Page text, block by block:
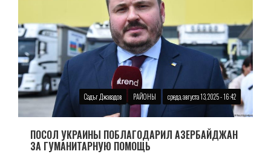
Садъг Джавадов РАЙОНЫ среда, августа 13, 2025 - 16:42
ПОСОЛ УКРАИНЫ ПОБЛАГОДАРИЛ АЗЕРБАЙДЖАН
ЗА ГУМАНИТАРНУЮ ПОМОЩЬ